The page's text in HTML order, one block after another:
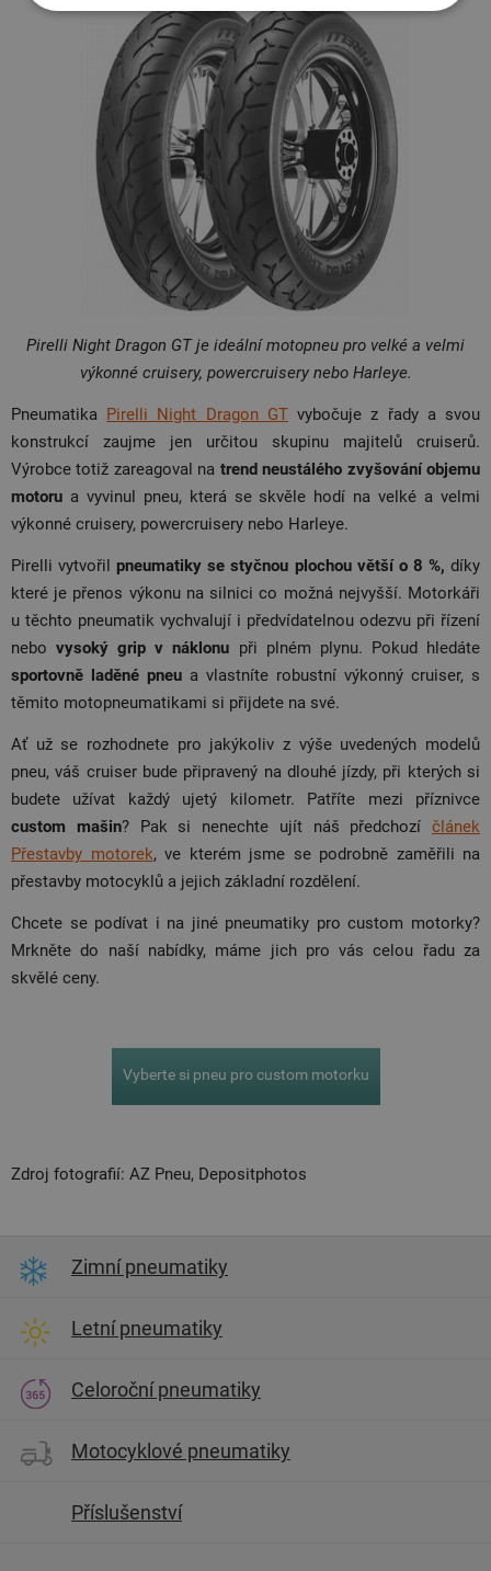
Pirelli Night Dragon GT je ideální motopneu pro velké a velmi
výkonné cruisery, powercruisery nebo Harleye.
Pneumatika Pirelli Night Dragon GTvybočuje z řady a svou
konstrukcí zaujme jen určitou skupinu majitelů cruiserů.
Výrobce totiž zareagoval na trend neustálého zvyšování objemu
motoru a vyvinul pneu, která se skvěle hodí na velké a velmi
výkonné cruisery, powercruisery nebo Harleye.
Pirelli vytvořil pneumatiky se styčnou plochou větší o 8 %, díky
které je přenos výkonu na silnici co možná nejvyšší. Motorkáři
u těchto pneumatik vychvalují i předvídatelnou odezvu při řízení
nebovysoký grip v náklonu při plném plynu. Pokud hledáte
sportovně laděné pneu a vlastníte robustní výkonný cruiser, s
těmito motopneumatikami si přijdete na své.
Ať už se rozhodnete pro jakýkoliv z výše uvedených modelů
pneu, váš cruiser bude připravený na dlouhé jízdy, při kterých si
budete užívat každý ujetý kilometr. Patříte mezi příznivce
custom mašin? Pak si nenechte ujít náš předchozí článek
Přestavby motorek, ve kterém jsme se podrobně zaměřili na
přestavby motocyklů a jejich základní rozdělení.
Chcete se podívat i na jiné pneumatiky pro custom motorky?
Mrkněte do naší nabídky, máme jich pro vás celou řadu za
skvělé ceny.
Vyberte si pneu pro custom motorku
Zdroj fotografií: AZ Pneu, Depositphotos
Zimní pneumatiky
Letní pneumatiky
Celoroční pneumatiky
Motocyklové pneumatiky
Příslušenství